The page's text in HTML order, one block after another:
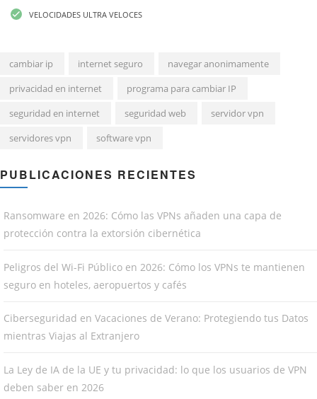
VELOCIDADES ULTRA VELOCES
cambiar ip internet seguro
navegar anonimamente
privacidad en internet
programa para cambiar IP
seguridad en internet
seguridad web
servidor vpn
servidores vpn
software vpn
PUBLICACIONES RECIENTES
Ransomware en 2026: Cómo las VPNs añaden una capa de
protección contra la extorsión cibernética
Peligros del Wi-Fi Público en 2026: Cómo los VPNs te mantienen
seguro en hoteles, aeropuertos y cafés
Ciberseguridad en Vacaciones de Verano: Protegiendo tus Datos
mientras Viajas al Extranjero
La Ley de IA de la UE y tu privacidad: lo que los usuarios de VPN
deben saber en 2026